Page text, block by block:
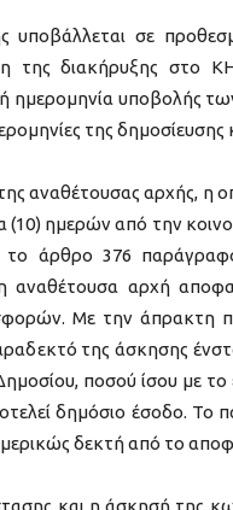
σε
της διακήρυξης
ημερομηνία υποβολής
της
αναθέτουσας αρχής, η
ημερών από την
άρθρο 376
αρχή
Με την άπρακτη
της άσκησης
ποσού ίσου με το
δημόσιο έσοδο. Το
δεκτή από το
και η άσκησή της